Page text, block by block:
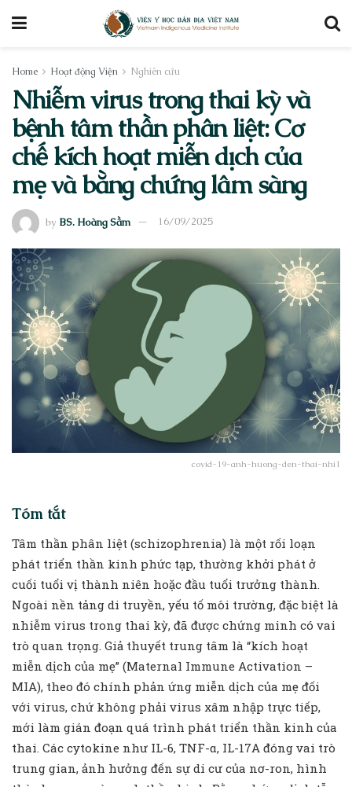
Home Hoạt động Viện Nghiên cứu
Nhiễm virus trong thai kỳ và
bệnh tâm thần phân liệt: Cơ
chế kích hoạt miễn dịch của
mẹ và bằng chứng lâm sàng
by BS. Hoàng Sầm 16/09/2025
covid-19-anh-huong-den-thai-nhi1
Tóm tắt
Tâm thần phân liệt (schizophrenia) là một rối loạn
phát triển thần kinh phức tạp, thường khởi phát ở
cuối tuổi vị thành niên hoặc đầu tuổi trưởng thành.
Ngoài nền tảng di truyền, yếu tố môi trường, đặc biệt là
nhiễm virus trong thai kỳ, đã được chứng minh có vai
trò quan trọng. Giả thuyết trung tâm là “kích hoạt
miễn dịch của mẹ” (Maternal Immune Activation –
MIA), theo đó chính phản ứng miễn dịch của mẹ đối
với virus, chứ không phải virus xâm nhập trực tiếp,
mới làm gián đoạn quá trình phát triển thần kinh của
thai. Các cytokine như IL-6, TNF-α, IL-17A đóng vai trò
trung gian, ảnh hưởng đến sự di cư của nơ-ron, hình